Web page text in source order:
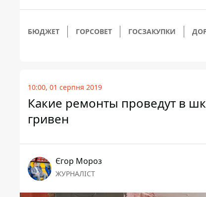
БЮДЖЕТ ГОРСОВЕТ ГОСЗАКУПКИ
10:00, 01 серпня 2019
Какие ремонты проведут в
гривен
Єгор Мороз
ЖУРНАЛІСТ